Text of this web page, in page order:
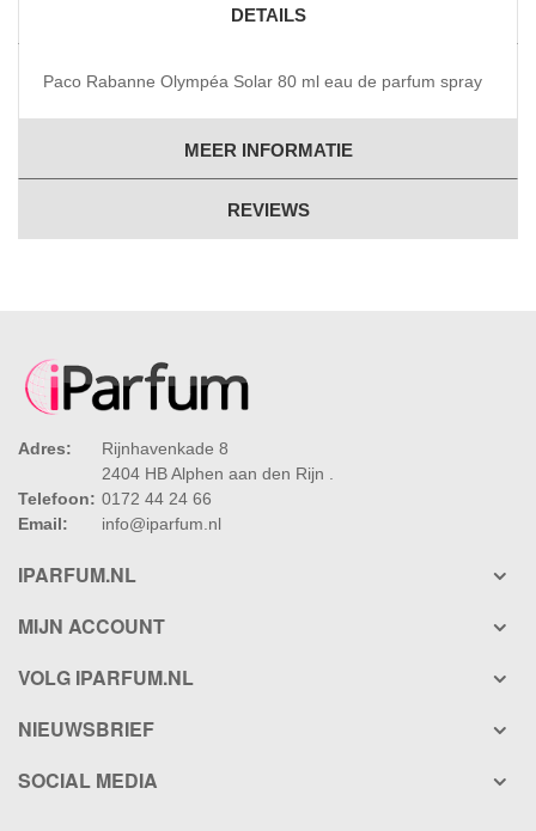
DETAILS
Paco Rabanne Olympéa Solar 80 ml eau de parfum spray
MEER INFORMATIE
REVIEWS
Adres:
Rijnhavenkade 8
2404 HB Alphen aan den Rijn .
Telefoon: 0172 44 24 66
Email:
info@iparfum.nl
IPARFUM.NL
MIJN ACCOUNT
VOLG IPARFUM.NL
NIEUWSBRIEF
SOCIAL MEDIA